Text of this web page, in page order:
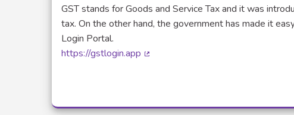
GST stands for Goods and Service Tax and it was
tax. On the other hand, the government has made it
Login Portal.
https://gstlogin.app